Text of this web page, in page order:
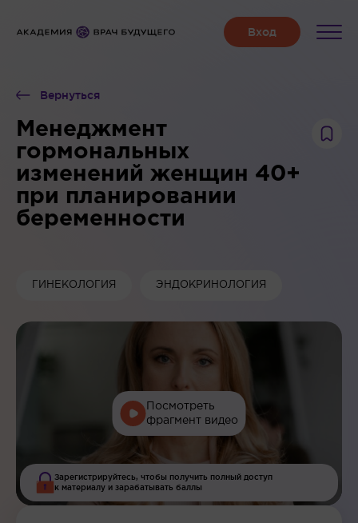
Вернуться
Менеджмент
гормональных
изменений женщин 40+
при планировании
беременности
ГИНЕКОЛОГИЯ ЭНДОКРИНОЛОГИЯ
Посмотреть
фрагмент видео
Зарегистрируйтесь, чтобы получить полный доступ
к материалу и зарабатывать баллы